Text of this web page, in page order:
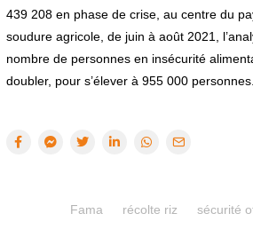
439 208 en phase de crise, au centre du
soudure agricole, de juin à août 2021,
nombre de personnes en insécurité
doubler, pour s’élever à 955 000 personnes.
Fama récolte riz sécurité